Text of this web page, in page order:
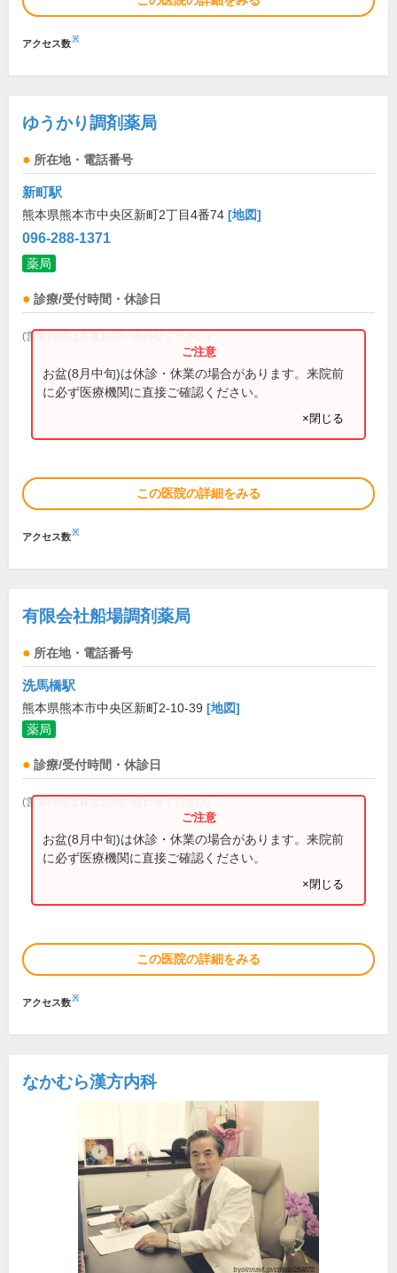
アクセス数※
ゆうかり調剤薬局
所在地・電話番号
新町駅
熊本県熊本市中央区新町2丁目4番74 [地図]
096-288-1371
薬局
診療/受付時間・休診日
(営業時間は直接お問い合わせください)
お盆(8月中旬)は休診・休業の場合があります。来院前
に必ず医療機関に直接ご確認ください。
×閉じる
この医院の詳細をみる
アクセス数※
有限会社船場調剤薬局
所在地・電話番号
洗馬橋駅
熊本県熊本市中央区新町2-10-39 [地図]
薬局
診療/受付時間・休診日
(営業時間は直接お問い合わせください)
お盆(8月中旬)は休診・休業の場合があります。来院前
に必ず医療機関に直接ご確認ください。
×閉じる
この医院の詳細をみる
アクセス数※
なかむら漢方内科